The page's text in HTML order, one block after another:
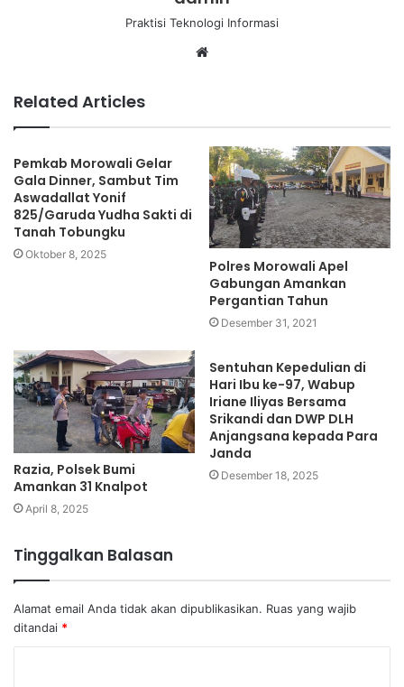
Praktisi Teknologi Informasi
Website
Related Articles
Pemkab Morowali Gelar
Gala Dinner, Sambut Tim
Aswadallat Yonif
825/Garuda Yudha Sakti di
Tanah Tobungku
Oktober 8, 2025
Polres Morowali Apel
Gabungan Amankan
Pergantian Tahun
Desember 31, 2021
Razia, Polsek Bumi
Amankan 31 Knalpot
April 8, 2025
Sentuhan Kepedulian di
Hari Ibu ke-97, Wabup
Iriane Iliyas Bersama
Srikandi dan DWP DLH
Anjangsana kepada Para
Janda
Desember 18, 2025
Tinggalkan Balasan
Alamat email Anda tidak akan dipublikasikan. Ruas yang wajib
ditandai *